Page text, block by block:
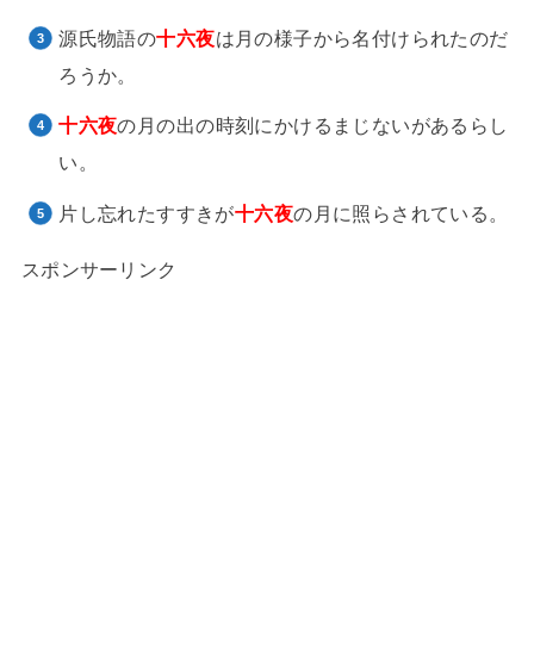
源氏物語の十六夜は月の様子から名付けられたのだ
ろうか。
十六夜の月の出の時刻にかけるまじないがあるらし
い。
片し忘れたすすきが十六夜の月に照らされている。
スポンサーリンク